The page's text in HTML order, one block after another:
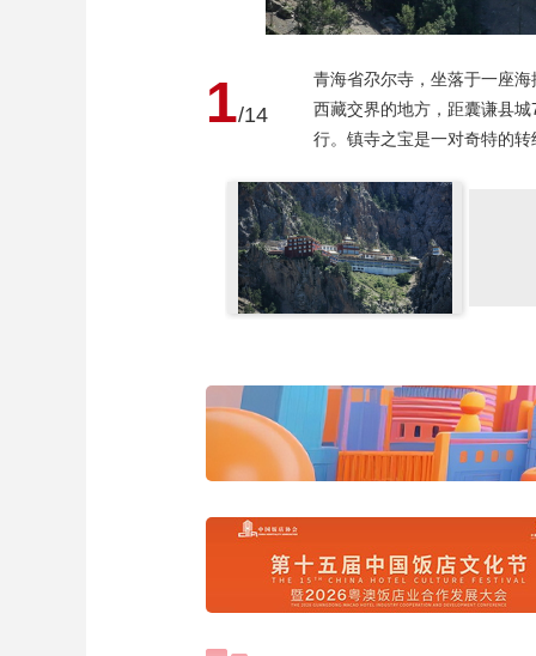
1/14
青海省尕尔寺，坐落于一座
西藏交界的地方，距囊谦县
行。镇寺之宝是一对奇特的